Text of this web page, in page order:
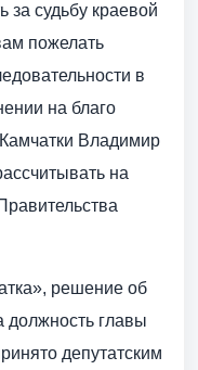
за судьбу краевой
пожелать
в
на благо
Владимир
на
решение об
должность главы
депутатским